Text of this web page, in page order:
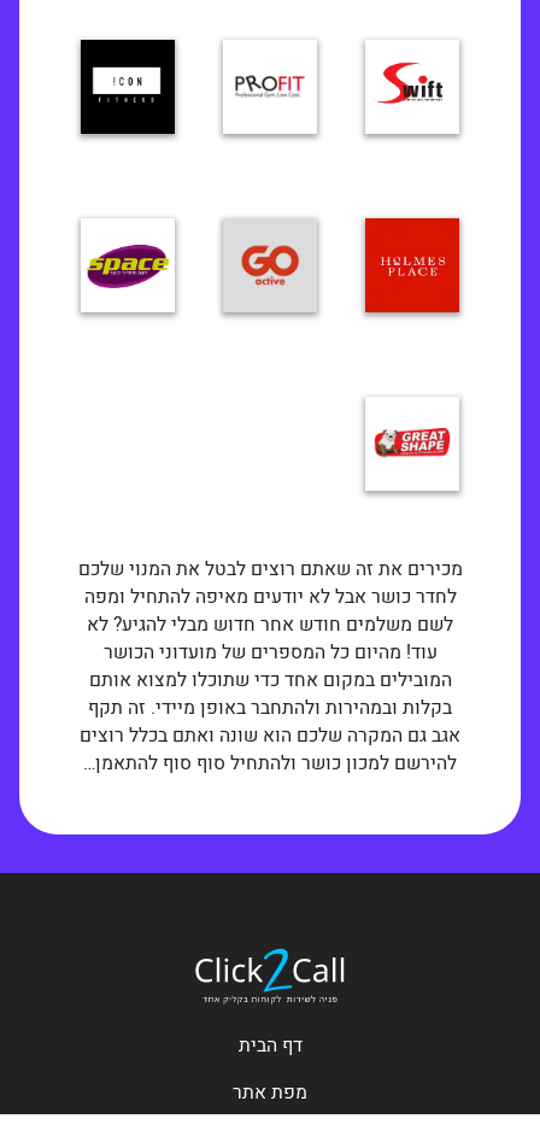
מכירים את זה שאתם רוצים לבטל את המנוי שלכם
לחדר כושר אבל לא יודעים מאיפה להתחיל ומפה
לשם משלמים חודש אחר חדוש מבלי להגיע? לא
עוד! מהיום כל המספרים של מועדוני הכושר
המובילים במקום אחד כדי שתוכלו למצוא אותם
בקלות ובמהירות ולהתחבר באופן מיידי. זה תקף
אגב גם המקרה שלכם הוא שונה ואתם בכלל רוצים
להירשם למכון כושר ולהתחיל סוף סוף להתאמן…
דף הבית
מפת אתר